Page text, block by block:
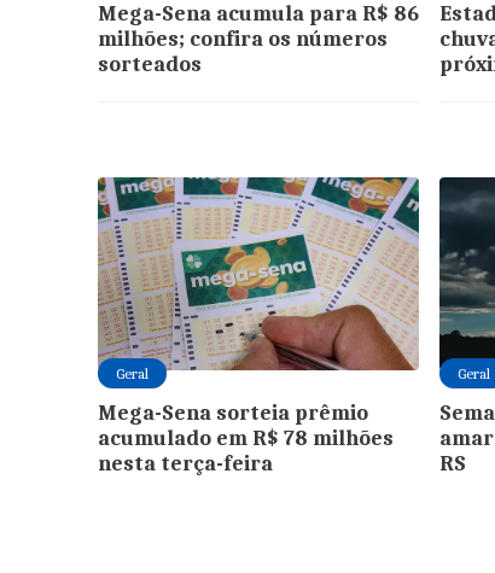
Mega-Sena acumula para R$ 86
milhões; confira os números
sorteados
Geral
Mega-Sena sorteia prêmio
acumulado em R$ 78 milhões
nesta terça-feira
Geral
RS